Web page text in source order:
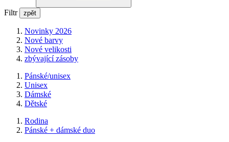
Filtr zpět
Novinky 2026
Nové barvy
Nové velikosti
zbývající zásoby
Pánské/unisex
Unisex
Dámské
Dětské
Rodina
Pánské + dámské duo